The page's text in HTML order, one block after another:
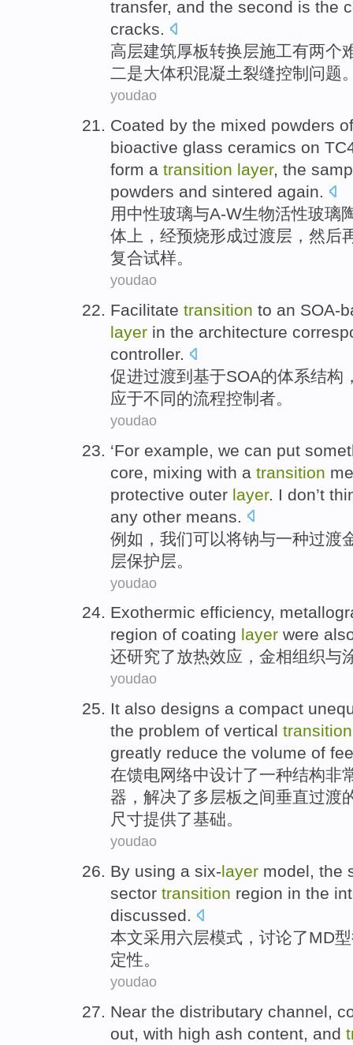
transfer, and the second is the
cracks.
高层建筑厚板转换层施工有两个
二是大体积混凝土裂缝控制 问题
youdao
Coated by the mixed powders of
bioactive glass ceramics on
form a transition layer, the
powders and sintered again.
用中性玻璃与A-W生物活性玻璃
体 上，经预烧形成过渡层 ， 然后
复合试样。
youdao
Facilitate transition to an SOA-
layer in the architecture
controller.
促进过渡到 基于SOA的体系结构
应于不同的流程控制者。
youdao
‘For example we can put
core , mixing with a transition
protective outer layer. I don’t
any other means.
例如 ， 我们可以将钠与一种过渡
层保护层 。
youdao
Exothermic efficiency,
region of coating layer were
还研究了放热效应， 金相组织与
youdao
It also designs a compact
the problem of vertical transition
greatly reduce the volume of
在馈电网络中设计了一种结构非
器 ， 解决了多层板之间垂直过渡
尺寸提供了基础。
youdao
By using a six-layer model, the
sector transition region in the
discussed.
本文采用六层模式 ， 讨论了MD型
定性。
youdao
Near the distributary channel,
out, with high ash content, and